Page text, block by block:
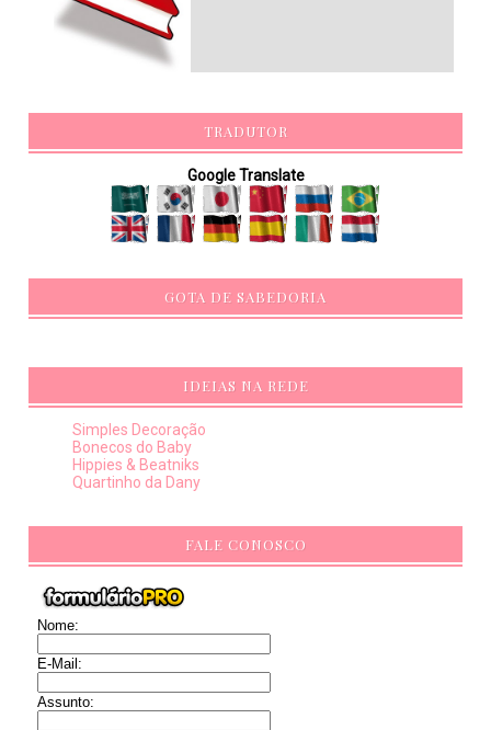
TRADUTOR
Google Translate
GOTA DE SABEDORIA
IDEIAS NA REDE
Simples Decoração
Bonecos do Baby
Hippies & Beatniks
Quartinho da Dany
FALE CONOSCO
Nome:
E-Mail:
Assunto: